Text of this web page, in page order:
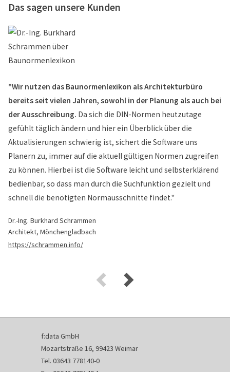
Das sagen unsere Kunden
"Wir nutzen das Baunormenlexikon als Architekturbüro
bereits seit vielen Jahren, sowohl in der Planung als auch bei
der Ausschreibung. Da sich die DIN-Normen heutzutage
gefühlt täglich ändern und hier ein Überblick über die
Aktualisierungen schwierig ist, sichert die Software uns
Planern zu, immer auf die aktuell gültigen Normen zugreifen
zu können. Hierbei ist die Software leicht und selbsterklärend
bedienbar, so dass man durch die Suchfunktion gezielt und
schnell die benötigten Normausschnitte findet."
Dr.-Ing. Burkhard Schrammen
Architekt, Mönchengladbach
https://schrammen.info/
f:data GmbH
Mozartstraße 16, 99423 Weimar
Tel. 03643 778140-0